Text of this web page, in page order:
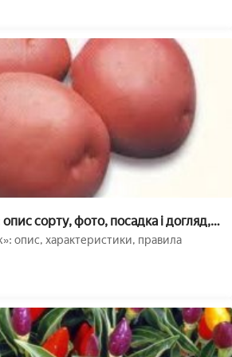
сорту, фото, посадка і догляд,
опис, характеристики, правила